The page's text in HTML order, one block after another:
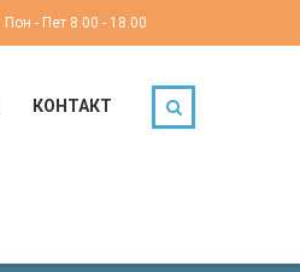
Пон - Пет 8.00 - 18.00
КОНТАКТ